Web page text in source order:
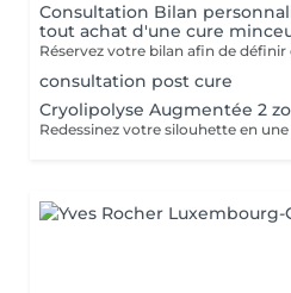
Consultation Bilan
tout achat d'une cure
consultation post cure
Cryolipolyse Augmentée 2